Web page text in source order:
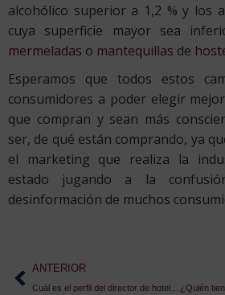
alcohólico superior a 1,2 % y los
cuya superficie mayor sea
mermeladas o mantequillas de
Esperamos que todos estos
consumidores a poder elegir
que compran y sean más
ser, de qué están comprando, ya
el marketing que realiza la
estado jugando a la
desinformación de muchos
ANTERIOR